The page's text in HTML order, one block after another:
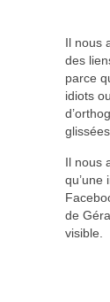
Il nous
des
parce
idiots
glissées.
Il nous
qu’une
de
visible.